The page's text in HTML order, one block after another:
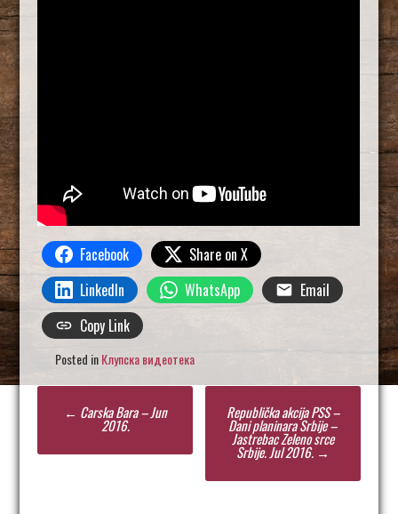
Facebook
Share on X
LinkedIn
WhatsApp
Email
Copy Link
Posted inКлупска видеотека
Post
navigation
← Carska Bara – Jun
2016.
Republička akcija PSS –
Dani planinara Srbije –
Jastrebac Zeleno srce
Srbije. Jul 2016. →